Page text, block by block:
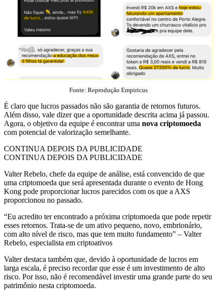
Fonte: Reprodução Empiricus
É claro que lucros passados não são garantia de retornos futuros.
Além disso, vale dizer que a oportunidade descrita acima já passou.
Agora, o objetivo da equipe é encontrar uma nova criptomoeda
com potencial de valorização semelhante.
CONTINUA DEPOIS DA PUBLICIDADE
CONTINUA DEPOIS DA PUBLICIDADE
Valter Rebelo, chefe da equipe de análise, está convencido de que
uma criptomoeda que será apresentada durante o evento de Hong
Kong pode proporcionar lucros parecidos com os que a AXS
proporcionou no passado.
“Eu acredito ter encontrado a próxima criptomoeda que pode repetir
esses retornos. Trata-se de um ativo pequeno, novo, embrionário,
com alto nível de risco, mas que tem muito fundamento” – Valter
Rebelo, especialista em criptoativos
Valter destaca também que, devido à oportunidade de lucros em
larga escala, é preciso recordar que esse é um investimento de alto
risco. Por isso, não é recomendável investir uma grande parte do seu
patrimônio nesta criptomoeda.